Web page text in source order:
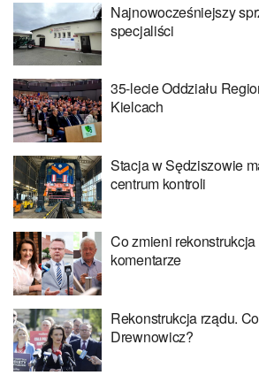
Najnowocześniejszy
specjaliści
35-lecie Oddziału
Kielcach
Stacja w Sędziszowie
centrum kontroli
Co zmieni
komentarze
Rekonstrukcja rządu.
Drewnowicz?